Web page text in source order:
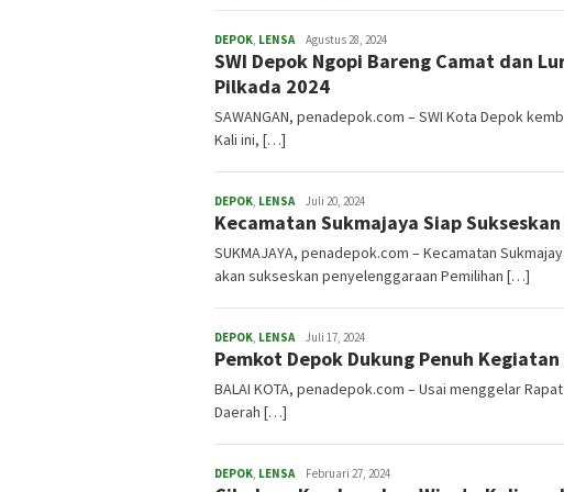
DEPOK, LENSAadmin
Agustus 28, 2024
SWI Depok Ngopi Bareng Camat dan
Pilkada 2024
SAWANGAN, penadepok.com – SWI Kota Depok
Kali ini, […]
DEPOK, LENSAadmin
Juli 20, 2024
Kecamatan Sukmajaya Siap
SUKMAJAYA, penadepok.com – Kecamatan
akan sukseskan penyelenggaraan Pemilihan […]
DEPOK, LENSAadmin
Juli 17, 2024
Pemkot Depok Dukung Penuh
BALAI KOTA, penadepok.com – Usai menggelar
Daerah […]
DEPOK, LENSAadmin
Februari 27, 2024